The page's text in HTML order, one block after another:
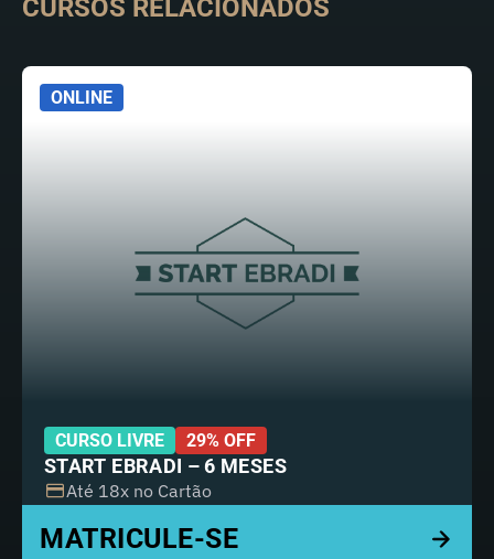
CURSOS RELACIONADOS
ONLINE
CURSO LIVRE 29% OFF
START EBRADI – 6 MESES
Até 18x no Cartão